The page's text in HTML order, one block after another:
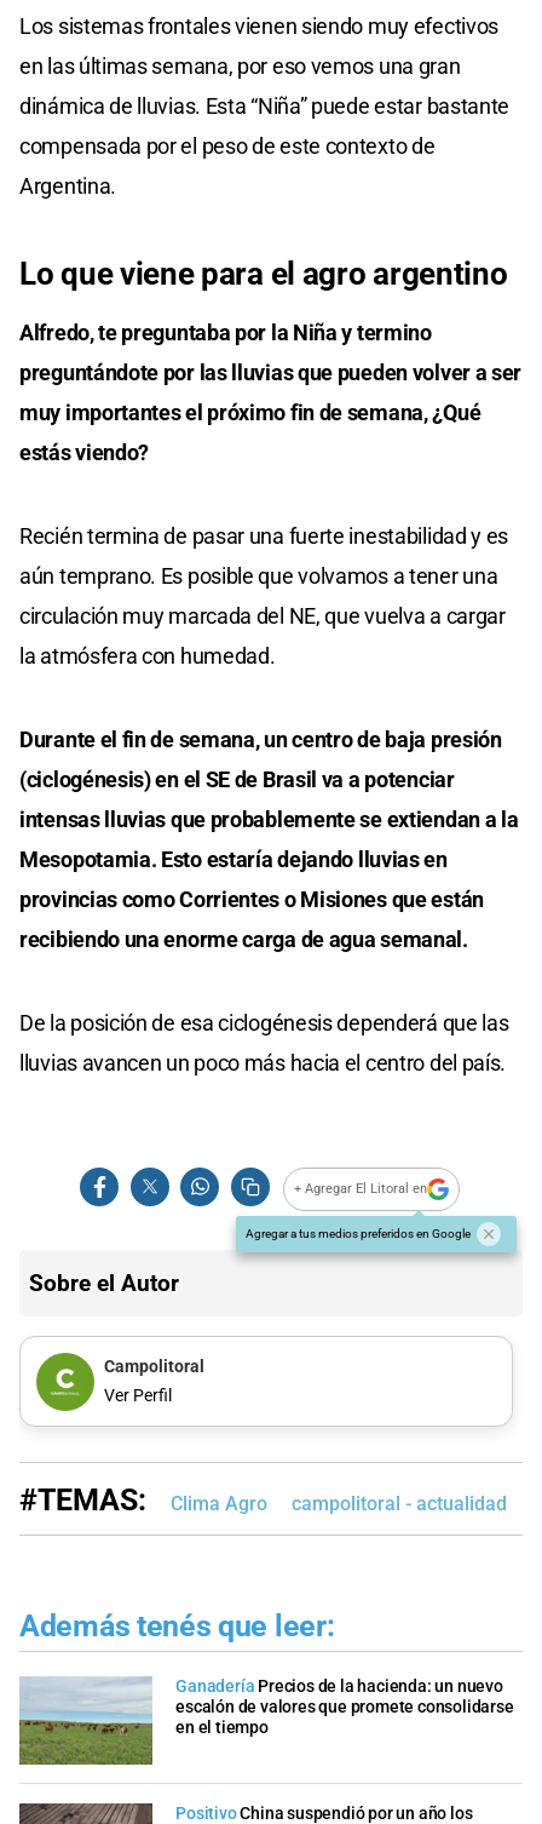
Los sistemas frontales vienen siendo muy efectivos
en las últimas semana, por eso vemos una gran
dinámica de lluvias. Esta “Niña” puede estar bastante
compensada por el peso de este contexto de
Argentina.
Lo que viene para el agro argentino
Alfredo, te preguntaba por la Niña y termino
preguntándote por las lluvias que pueden volver a ser
muy importantes el próximo fin de semana, ¿Qué
estás viendo?
Recién termina de pasar una fuerte inestabilidad y es
aún temprano. Es posible que volvamos a tener una
circulación muy marcada del NE, que vuelva a cargar
la atmósfera con humedad.
Durante el fin de semana, un centro de baja presión
(ciclogénesis) en el SE de Brasil va a potenciar
intensas lluvias que probablemente se extiendan a la
Mesopotamia. Esto estaría dejando lluvias en
provincias como Corrientes o Misiones que están
recibiendo una enorme carga de agua semanal.
De la posición de esa ciclogénesis dependerá que las
lluvias avancen un poco más hacia el centro del país.
+ Agregar El Litoral en
Agregar a tus medios preferidos en Google
Sobre el Autor
Campolitoral
Ver Perfil
#TEMAS: Clima Agro campolitoral - actualidad
Además tenés que leer:
Ganadería Precios de la hacienda: un nuevo
escalón de valores que promete consolidarse
en el tiempo
PositivoChina suspendió por un año los